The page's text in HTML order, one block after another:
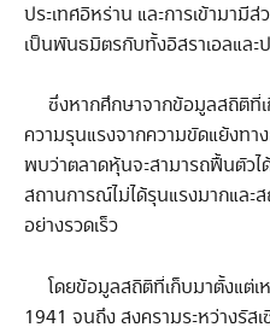
ประเทศอิหร่าน และการเข้ามา
เป็นพันธมิตรกับทั้งอิสราเอลและ
ซึ่งหากศึกษาจากข้อมูลสถิติที่เ
ความรุนแรงจากความขัดแย้งทา
พบว่าตลาดหุ้นจะสามารถฟื้นตัวไ
สถานการณ์ไม่ได้รุนแรงมากและ
อย่างรวดเร็ว
โดยข้อมูลสถิติที่เก็บมาตั้งแต่เ
1941 จนถึง สงครามระหว่างรัส